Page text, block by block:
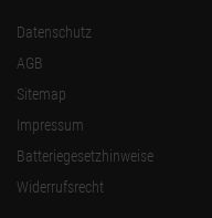
Datenschutz
AGB
Sitemap
Impressum
Batteriegesetzhinweise
Widerrufsrecht